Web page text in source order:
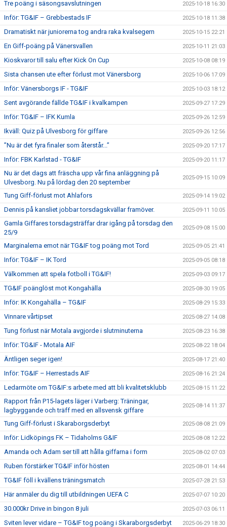
Tre poäng i säsongsavslutningen 2025-10-18 16:30
Inför: TG&IF – Grebbestads IF 2025-10-18 11:38
Dramatiskt när juniorerna tog andra raka kvalsegern 2025-10-15 22:21
En Giff-poäng på Vänersvallen 2025-10-11 21:03
Kioskvaror till salu efter Kick On Cup 2025-10-08 08:19
Sista chansen ute efter förlust mot Vänersborg 2025-10-06 17:09
Inför: Vänersborgs IF - TG&IF 2025-10-03 18:12
Sent avgörande fällde TG&IF i kvalkampen 2025-09-27 17:29
Inför: TG&IF – IFK Kumla 2025-09-26 12:59
Ikväll: Quiz på Ulvesborg för giffare 2025-09-26 12:56
”Nu är det fyra finaler som återstår...” 2025-09-20 17:17
Inför: FBK Karlstad - TG&IF 2025-09-20 11:17
Nu är det dags att fräscha upp vår fina anläggning på
Ulvesborg. Nu på lördag den 20 september
2025-09-15 10:09
Tung Giff-förlust mot Ahlafors 2025-09-14 19:02
Dennis på kansliet jobbar torsdagskvällar framöver. 2025-09-11 10:05
Gamla Giffares torsdagsträffar drar igång på torsdag den
25/9
2025-09-08 15:00
Marginalerna emot när TG&IF tog poäng mot Tord 2025-09-05 21:41
Inför: TG&IF – IK Tord 2025-09-05 08:18
Välkommen att spela fotboll i TG&IF! 2025-09-03 09:17
TG&IF poänglöst mot Kongahälla 2025-08-30 19:05
Inför: IK Kongahälla – TG&IF 2025-08-29 15:33
Vinnare vårtipset 2025-08-27 14:08
Tung förlust när Motala avgjorde i slutminuterna 2025-08-23 16:38
Inför: TG&IF - Motala AIF 2025-08-22 18:04
Äntligen seger igen! 2025-08-17 21:40
Inför: TG&IF – Herrestads AIF 2025-08-16 21:24
Ledarmöte om TG&IF:s arbete med att bli kvalitetsklubb 2025-08-15 11:22
Rapport från P15-lagets läger i Varberg: Träningar,
lagbyggande och träff med en allsvensk giffare
2025-08-14 11:37
Tung Giff-förlust i Skaraborgsderbyt 2025-08-08 21:09
Inför: Lidköpings FK – Tidaholms G&IF 2025-08-08 12:22
Amanda och Adam ser till att hålla giffarna i form 2025-08-02 07:03
Ruben förstärker TG&IF inför hösten 2025-08-01 14:44
TG&IF föll i kvällens träningsmatch 2025-07-28 21:53
Här anmäler du dig till utbildningen UEFA C 2025-07-07 10:20
30.000kr Drive in bingon 8 juli 2025-07-03 06:11
Sviten lever vidare – TG&IF tog poäng i Skaraborgsderbyt 2025-06-29 18:30